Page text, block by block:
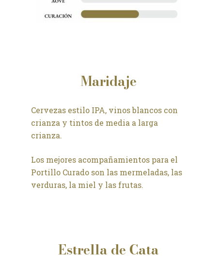
Maridaje
Cervezas estilo IPA, vinos blancos con
crianza y tintos de media a larga
crianza.
Los mejores acompañamientos para el
Portillo Curado son las mermeladas, las
verduras, la miel y las frutas.
Estrella de Cata